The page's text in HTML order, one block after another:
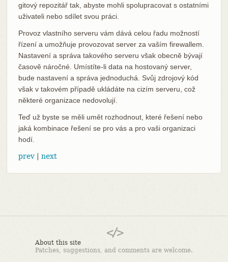
gitový repozitář tak, abyste mohli spolupracovat s ostatními
uživateli nebo sdílet svou práci.
Provoz vlastního serveru vám dává celou řadu možností
řízení a umožňuje provozovat server za vaším firewallem.
Nastavení a správa takového serveru však obecně bývají
časově náročné. Umístíte-li data na hostovaný server,
bude nastavení a správa jednoduchá. Svůj zdrojový kód
však v takovém případě ukládáte na cizím serveru, což
některé organizace nedovolují.
Teď už byste se měli umět rozhodnout, které řešení nebo
jaká kombinace řešení se pro vás a pro vaši organizaci
hodí.
prev| next
About this site
Patches, suggestions, and comments are welcome.